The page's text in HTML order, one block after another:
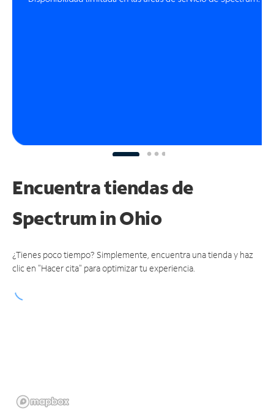
Encuentra tiendas de
Spectrumin Ohio
¿Tienes poco tiempo? Simplemente, encuentra una tienda y haz
clic en "Hacer cita" para optimizar tu experiencia.